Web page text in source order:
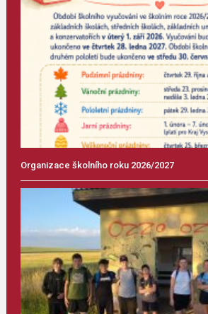
Organizace školního roku 2026/2027